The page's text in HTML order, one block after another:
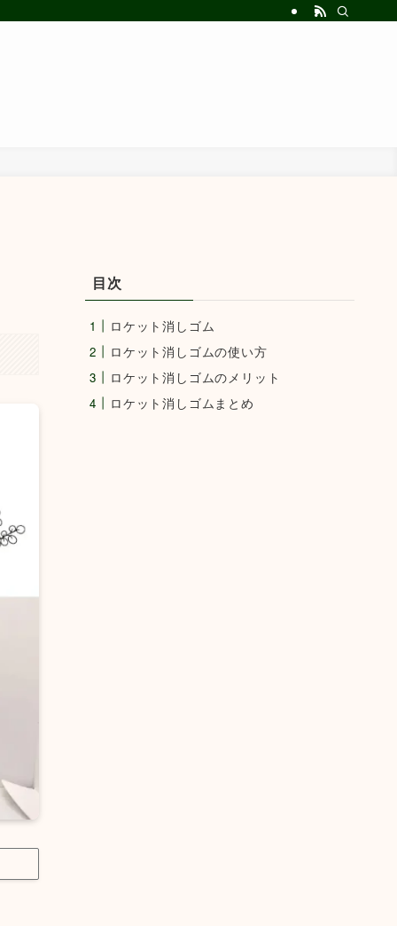
目次
ロケット消しゴム
ロケット消しゴムの使い方
ロケット消しゴムのメリット
ロケット消しゴムまとめ